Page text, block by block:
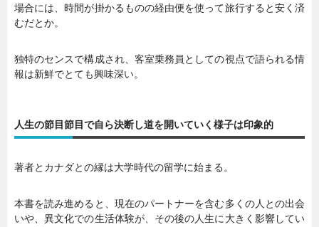
場合には、時間が掛かるものの経由便を使って旅行すると安く済
むだとか。
独特のセンスで構成され、客室乗務員としての視点で語られる情
報は新鮮でとても興味深い。
人生の節目節目で自ら決断し道を開いていく様子は印象的
著者とカナダとの縁は大学時代の留学に始まる。
本書を読み進めると、現在のパートナーを含む多くの人との出会
いや、異文化での生活体験が、その後の人生に大きく影響してい